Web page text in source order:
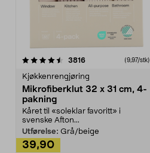
3816anmeldelser(9,97/stk)
Kjøkkenrengjøring
Mikrofiberklut 32 x 31 cm, 4-
pakning
Kåret til «soleklar favoritt» i
svenske Afton...
Utførelse: Grå/beige
39,90
4.5av 5 stjerner